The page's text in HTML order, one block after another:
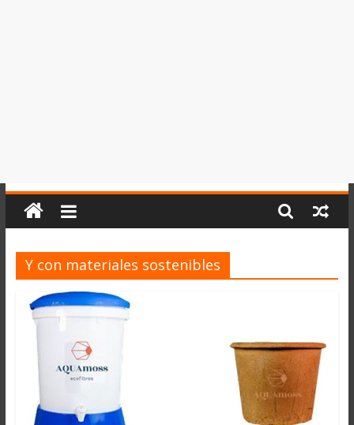
Y con materiales sostenibles